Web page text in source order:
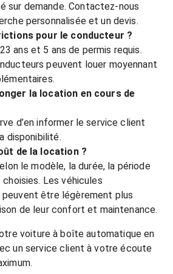
sur demande. Contactez-nous
personnalisée et un devis.
pour le conducteur ?
ans et 5 ans de permis requis.
peuvent louer moyennant
la location en cours de
d’en informer le service client
disponibilité.
de la location ?
le modèle, la durée, la période
Les véhicules
être légèrement plus
de leur confort et maintenance.
voiture à boîte automatique en
un service client à votre écoute